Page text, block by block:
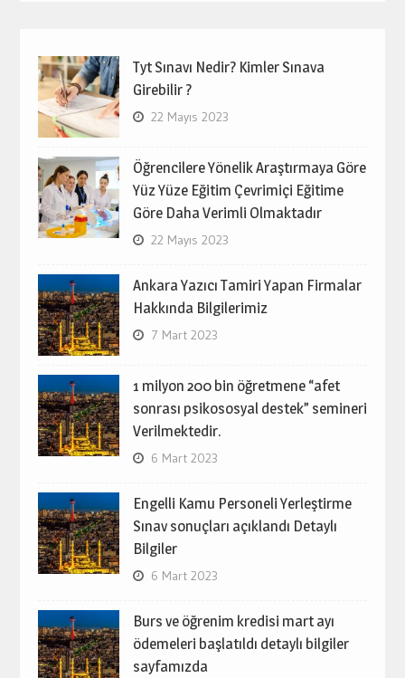
Tyt Sınavı Nedir? Kimler Sınava
Girebilir ?
22 Mayıs 2023
Öğrencilere Yönelik Araştırmaya Göre
Yüz Yüze Eğitim Çevrimiçi Eğitime
Göre Daha Verimli Olmaktadır
22 Mayıs 2023
Ankara Yazıcı Tamiri Yapan Firmalar
Hakkında Bilgilerimiz
7 Mart 2023
1 milyon 200 bin öğretmene “afet
sonrası psikososyal destek” semineri
Verilmektedir.
6 Mart 2023
Engelli Kamu Personeli Yerleştirme
Sınav sonuçları açıklandı Detaylı
Bilgiler
6 Mart 2023
Burs ve öğrenim kredisi mart ayı
ödemeleri başlatıldı detaylı bilgiler
sayfamızda